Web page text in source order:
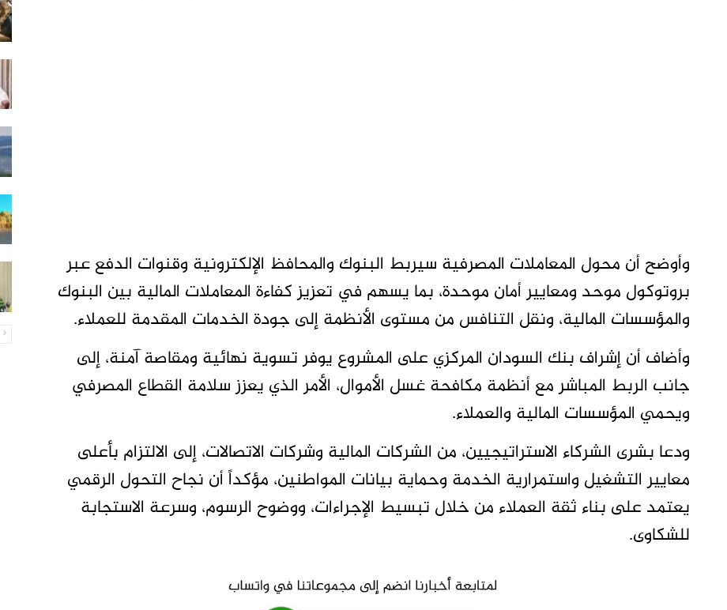
وأوضح أن محول المعاملات المصرفية سيربط البنوك والمحافظ الإلكترونية وقنوات الدفع عبر
بروتوكول موحد ومعايير أمان موحدة، بما يسهم في تعزيز كفاءة المعاملات المالية بين البنوك
والمؤسسات المالية، ونقل التنافس من مستوى الأنظمة إلى جودة الخدمات المقدمة للعملاء.
وأضاف أن إشراف بنك السودان المركزي على المشروع يوفر تسوية نهائية ومقاصة آمنة، إلى
جانب الربط المباشر مع أنظمة مكافحة غسل الأموال، الأمر الذي يعزز سلامة القطاع المصرفي
ويحمي المؤسسات المالية والعملاء.
ودعا بشرى الشركاء الاستراتيجيين، من الشركات المالية وشركات الاتصالات، إلى الالتزام بأعلى
معايير التشغيل واستمرارية الخدمة وحماية بيانات المواطنين، مؤكداً أن نجاح التحول الرقمي
يعتمد على بناء ثقة العملاء من خلال تبسيط الإجراءات، ووضوح الرسوم، وسرعة الاستجابة
للشكاوى.